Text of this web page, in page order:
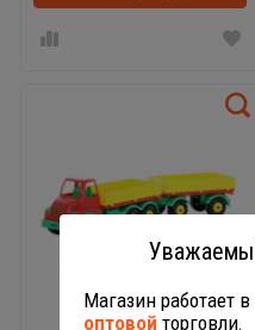
Магазин работает
оптовой торговли.